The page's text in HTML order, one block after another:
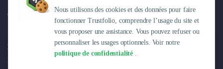
Nous utilisons des cookies et des données pour faire
fonctionner Trustfolio, comprendre l’usage du site et
vous proposer une assistance. Vous pouvez refuser ou
personnaliser les usages optionnels. Voir notre
politique de confidentialité .
Centre d'aide
Entreprise
Pourquoi Trustfolio ?